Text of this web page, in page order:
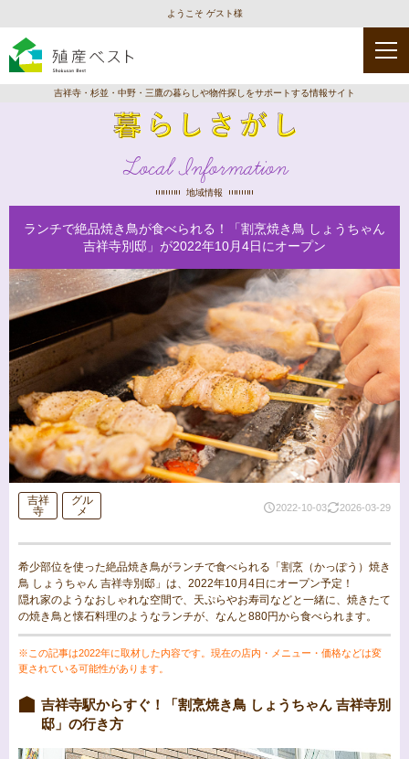
ようこそ ゲスト様
吉祥寺・杉並・中野・三鷹の暮らしや物件探しをサポートする情報サイト
Local Information
地域情報
ランチで絶品焼き鳥が食べられる！「割烹焼き鳥 しょうちゃん
吉祥寺別邸」が2022年10月4日にオープン
吉祥
寺
グル
メ
2022-10-03 2026-03-29
希少部位を使った絶品焼き鳥がランチで食べられる「割烹（かっぽう）焼き
鳥 しょうちゃん 吉祥寺別邸」は、2022年10月4日にオープン予定！
隠れ家のようなおしゃれな空間で、天ぷらやお寿司などと一緒に、焼きたて
の焼き鳥と懐石料理のようなランチが、なんと880円から食べられます。
※この記事は2022年に取材した内容です。現在の店内・メニュー・価格などは変
更されている可能性があります。
吉祥寺駅からすぐ！「割烹焼き鳥 しょうちゃん 吉祥寺別
邸」の行き方